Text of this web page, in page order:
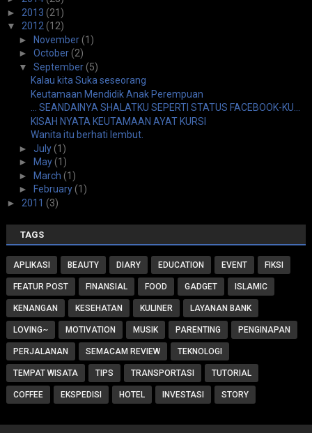
► 2013 (21)
▼ 2012 (12)
► November(1)
► October(2)
▼ September(5)
Kalau kita Suka seseorang
Keutamaan Mendidik Anak Perempuan
... SEANDAINYA SHALATKU SEPERTI STATUS FACEBOOK-KU...
KISAH NYATA KEUTAMAAN AYAT KURSI
Wanita itu berhati lembut.
► July(1)
►
May(1)
► March (1)
►
February(1)
► 2011 (3)
TAGS
APLIKASI BEAUTY DIARY EDUCATION EVENT FIKSI
FEATUR POST FINANSIAL FOOD GADGET ISLAMIC
KENANGAN KESEHATAN KULINER LAYANAN BANK
LOVING~ MOTIVATION MUSIK PARENTING PENGINAPAN
PERJALANAN SEMACAM REVIEW TEKNOLOGI
TEMPAT WISATA TIPS TRANSPORTASI TUTORIAL
COFFEE EKSPEDISI HOTEL INVESTASI STORY